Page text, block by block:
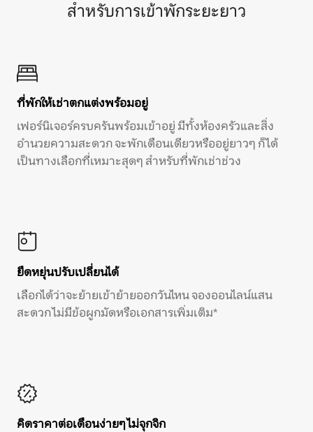
สำหรับการเข้าพักระยะยาว
ที่พักให้เช่าตกแต่งพร้อมอยู่
เฟอร์นิเจอร์ครบครันพร้อมเข้าอยู่ มีทั้งห้องครัวและสิ่ง
อำนวยความสะดวก จะพักเดือนเดียวหรืออยู่ยาวๆ ก็ได้
เป็นทางเลือกที่เหมาะสุดๆ สำหรับที่พักเช่าช่วง
ยืดหยุ่นปรับเปลี่ยนได้
เลือกได้ว่าจะย้ายเข้าย้ายออกวันไหน จองออนไลน์แสน
สะดวก ไม่มีข้อผูกมัดหรือเอกสารเพิ่มเติม*
คิดราคาต่อเดือนง่ายๆ ไม่จุกจิก